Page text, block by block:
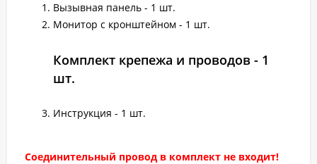
Вызывная панель - 1 шт.
Монитор с кронштейном - 1 шт.
Комплект крепежа и проводов - 1
шт.
Инструкция - 1 шт.
Соединительный провод в комплект не входит!